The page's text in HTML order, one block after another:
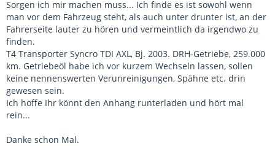
Sorgen ich mir machen muss... Ich finde es ist sowohl wenn
man vor dem Fahrzeug steht, als auch unter drunter ist, an der
Fahrerseite lauter zu hören und vermeintlich da irgendwo zu
finden.
T4 Transporter Syncro TDI AXL, Bj. 2003. DRH-Getriebe, 259.000
km. Getriebeöl habe ich vor kurzem Wechseln lassen, sollen
keine nennenswerten Verunreinigungen, Spähne etc. drin
gewesen sein.
Ich hoffe Ihr könnt den Anhang runterladen und hört mal
rein...
Danke schon Mal.